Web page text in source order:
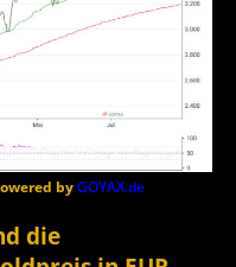
byGOYAX.de
die